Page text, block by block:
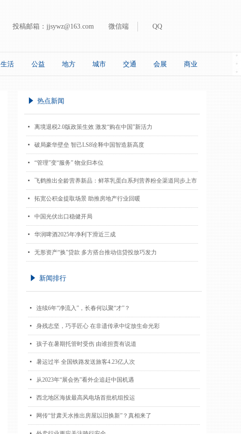
微信端 QQ
投稿邮箱： jjsywz@163.com
生活 公益 地方 城市 交通 会展 商业
념 热点新闻
넷 离境退税2.0版政策生效 激发“购在中国”新活力
넷 破局豪华壁垒 智己LS8诠释中国智造新高度
넷 “管理”变“服务” 物业归本位
넷 飞鹤推出全龄营养新品：鲜萃乳蛋白系列营养粉全渠道同步上市
넷 拓宽公积金提取场景 助推房地产行业回暖
넷 中国光伏出口稳健开局
넷 华润啤酒2025年净利下滑近三成
넷 无形资产“换”贷款 多方搭台推动信贷投放巧发力
념 新闻排行
넷 连续6年“净流入”，长春何以聚“才”？
넷 身残志坚，巧手匠心 在非遗传承中绽放生命光彩
넷 孩子在暑期托管时受伤 由谁担责有说道
넷 暑运过半 全国铁路发送旅客4.23亿人次
넷 从2023年“展会热”看外企追赶中国机遇
넷 西北地区海拔最高风电场首批机组投运
넷 网传“甘肃天水推出房屋以旧换新”？真相来了